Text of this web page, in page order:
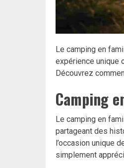
Le camping en
expérience unique
Découvrez
Camping
Le camping en
partageant des
l’occasion unique
simplement